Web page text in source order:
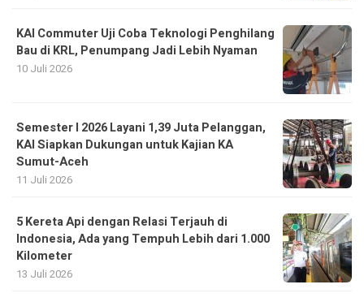
KAI Commuter Uji Coba Teknologi Penghilang
Bau di KRL, Penumpang Jadi Lebih Nyaman
10 Juli 2026
Semester I 2026 Layani 1,39 Juta Pelanggan,
KAI Siapkan Dukungan untuk Kajian KA
Sumut-Aceh
11 Juli 2026
5 Kereta Api dengan Relasi Terjauh di
Indonesia, Ada yang Tempuh Lebih dari 1.000
Kilometer
13 Juli 2026